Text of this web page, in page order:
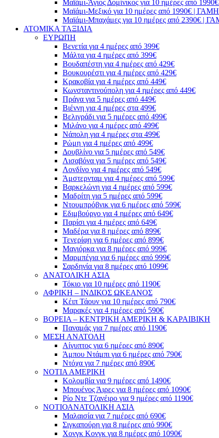
Μαϊάμι-Άγιος Δομίνικος για 10 ημέρες από
Μαϊάμι-Μεξικό για 10 ημέρες από 1990€ |
Μαϊάμι-Μπαχάμες για 10 ημέρες από 2390€
ΑΤΟΜΙΚΑ ΤΑΞΙΔΙΑ
ΕΥΡΩΠΗ
Βενετία για 4 ημέρες από 399€
Μάλτα για 4 ημέρες από 399€
Βουδαπέστη για 4 ημέρες από 429€
Βουκουρέστι για 4 ημέρες από 429€
Κρακοβία για 4 ημέρες από 449€
Κωνσταντινούπολη για 4 ημέρες από 449€
Πράγα για 5 ημέρες από 449€
Βιέννη για 4 ημέρες στα 499€
Βελιγράδι για 5 ημέρες από 499€
Μιλάνο για 4 ημέρες από 499€
Νάπολη για 4 ημέρες στα 499€
Ρώμη για 4 ημέρες από 499€
Δουβλίνο για 5 ημέρες από 549€
Λισαβόνα για 5 ημέρες από 549€
Λονδίνο για 4 ημέρες από 549€
Άμστερνταμ για 4 ημέρες από 599€
Βαρκελώνη για 4 ημέρες από 599€
Μαδρίτη για 5 ημέρες από 599€
Ντουμπρόβνικ για 6 ημέρες από 599€
Εδιμβούργο για 4 ημέρες από 649€
Παρίσι για 4 ημέρες από 649€
Μαδέρα για 8 ημέρες από 899€
Τενερίφη για 6 ημέρες από 899€
Μαγιόρκα για 8 ημέρες από 999€
Μαρμπέγια για 6 ημέρες από 999€
Σαρδηνία για 8 ημέρες από 1099€
ΑΝΑΤΟΛΙΚΗ ΑΣΙΑ
Τόκιο για 10 ημέρες από 1190€
ΑΦΡΙΚΗ – ΙΝΔΙΚΟΣ ΩΚΕΑΝΟΣ
Κέιπ Τάουν για 10 ημέρες από 790€
Μαρακές για 4 ημέρες από 590€
ΒΟΡΕΙΑ – ΚΕΝΤΡΙΚΗ ΑΜΕΡΙΚΗ & ΚΑΡΑΙΒΙΚΗ
Παναμάς για 7 ημέρες από 1190€
ΜΕΣΗ ΑΝΑΤΟΛΗ
Αίγυπτος για 6 ημέρες από 890€
Άμπου Ντάμπι για 6 ημέρες από 790€
Ντόχα για 7 ημέρες από 890€
ΝΟΤΙΑ ΑΜΕΡΙΚΗ
Κολομβία για 9 ημέρες από 1490€
Μπουένος Άιρες για 8 ημέρες από 1090€
Ρίο Ντε Τζανέιρο για 9 ημέρες από 1190€
ΝΟΤΙΟΑΝΑΤΟΛΙΚΗ ΑΣΙΑ
Μαλαισία για 7 ημέρες από 690€
Σιγκαπούρη για 8 ημέρες από 990€
Χονγκ Κονγκ για 8 ημέρες από 1090€